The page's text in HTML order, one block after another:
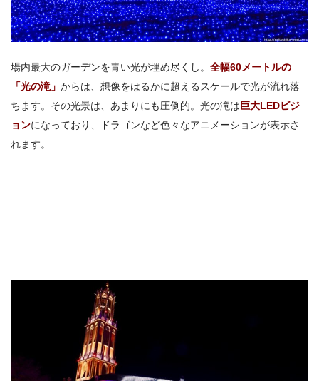
場内最大のガーデンを青い光が埋め尽くし。 全幅60メートルの
「光の滝」 からは、想像をはるかに超えるスケールで光が流れ落
ちます。その光景は、あまりにも圧倒的。光の滝は 巨大LEDビジ
ョンになっており、ドラゴンなど色々なアニメーションが表示さ
れます。